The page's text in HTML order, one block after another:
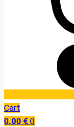
Cart
0.00 € 0